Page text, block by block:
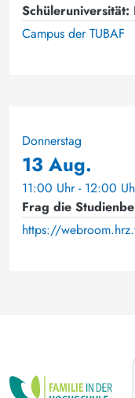
Schüleruniversität:
Campus der TUBAF
Donnerstag
13 Aug.
11:00 Uhr - 12:00
Frag die
https://